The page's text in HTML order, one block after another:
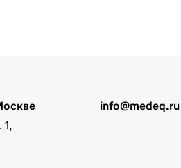
info@medeq.ru
1,